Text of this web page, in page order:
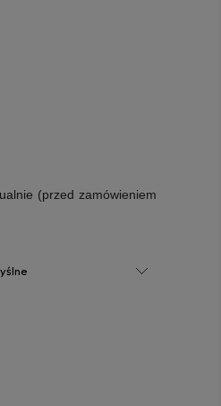
(przed zamówieniem